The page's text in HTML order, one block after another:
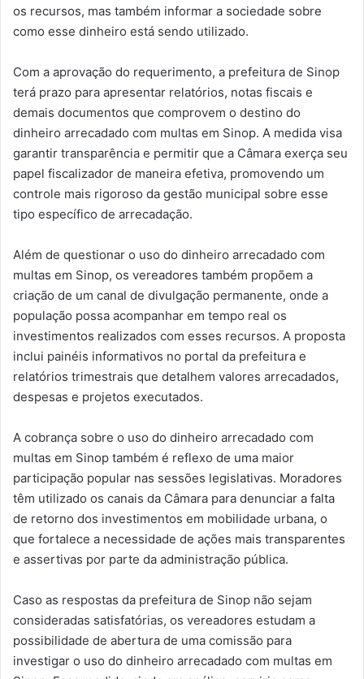
os recursos, mas também informar a sociedade sobre
como esse dinheiro está sendo utilizado.
Com a aprovação do requerimento, a prefeitura de Sinop
terá prazo para apresentar relatórios, notas fiscais e
demais documentos que comprovem o destino do
dinheiro arrecadado com multas em Sinop. A medida visa
garantir transparência e permitir que a Câmara exerça seu
papel fiscalizador de maneira efetiva, promovendo um
controle mais rigoroso da gestão municipal sobre esse
tipo específico de arrecadação.
Além de questionar o uso do dinheiro arrecadado com
multas em Sinop, os vereadores também propõem a
criação de um canal de divulgação permanente, onde a
população possa acompanhar em tempo real os
investimentos realizados com esses recursos. A proposta
inclui painéis informativos no portal da prefeitura e
relatórios trimestrais que detalhem valores arrecadados,
despesas e projetos executados.
A cobrança sobre o uso do dinheiro arrecadado com
multas em Sinop também é reflexo de uma maior
participação popular nas sessões legislativas. Moradores
têm utilizado os canais da Câmara para denunciar a falta
de retorno dos investimentos em mobilidade urbana, o
que fortalece a necessidade de ações mais transparentes
e assertivas por parte da administração pública.
Caso as respostas da prefeitura de Sinop não sejam
consideradas satisfatórias, os vereadores estudam a
possibilidade de abertura de uma comissão para
investigar o uso do dinheiro arrecadado com multas em